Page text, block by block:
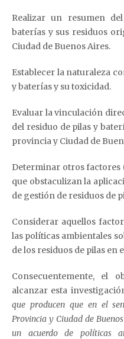
Realizar un resumen
baterías y sus residuos
Ciudad de Buenos Aires.
Establecer la naturaleza
y baterías y su toxicidad.
Evaluar la vinculación
del residuo de pilas y
provincia y Ciudad de
Determinar otros factores
que obstaculizan la
de gestión de residuos de
Considerar aquellos
las políticas ambientales
de los residuos de pilas en
Consecuentemente, el
alcanzar esta
que producen que en el
Provincia y Ciudad de
un acuerdo de políticas